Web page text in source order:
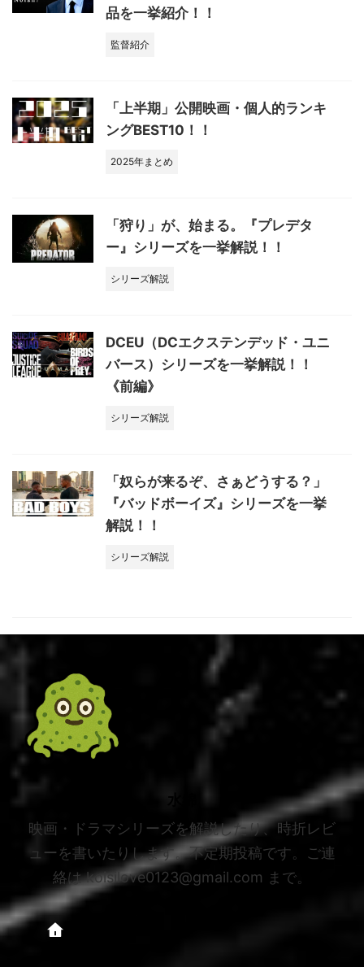
品を一挙紹介！！
監督紹介
「上半期」公開映画・個人的ランキ
ングBEST10！！
2025年まとめ
「狩り」が、始まる。『プレデタ
ー』シリーズを一挙解説！！
シリーズ解説
DCEU（DCエクステンデッド・ユニ
バース）シリーズを一挙解説！！
《前編》
シリーズ解説
「奴らが来るぞ、さぁどうする？」
『バッドボーイズ』シリーズを一挙
解説！！
シリーズ解説
水綿
映画・ドラマシリーズを解説したり、時折レビ
ューを書いたりします。不定期投稿です。ご連
絡は koisilove0123@gmail.com まで。